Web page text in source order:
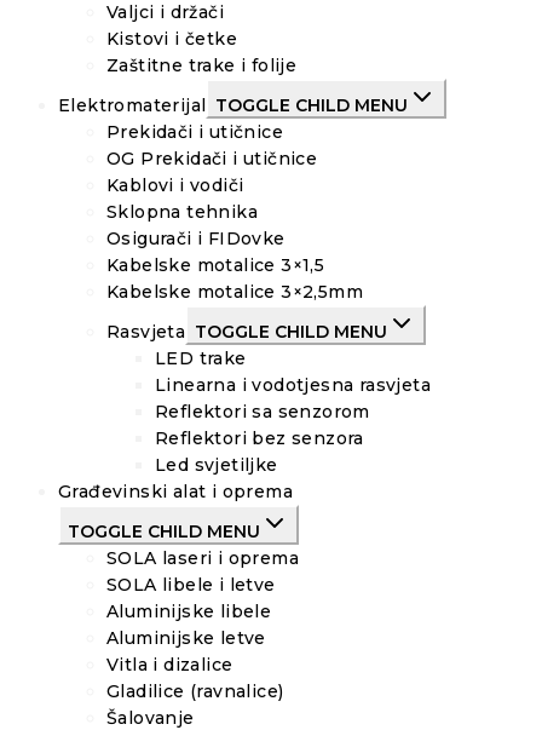
Valjci i držači
Kistovi i četke
Zaštitne trake i folije
Elektromaterijal
TOGGLE CHILD MENU
Prekidači i utičnice
OG Prekidači i utičnice
Kablovi i vodiči
Sklopna tehnika
Osigurači i FIDovke
Kabelske motalice 3×1,5
Kabelske motalice 3×2,5mm
Rasvjeta TOGGLE CHILD MENU
LED trake
Linearna i vodotjesna rasvjeta
Reflektori sa senzorom
Reflektori bez senzora
Led svjetiljke
Građevinski alat i oprema
TOGGLE CHILD MENU
SOLA laseri i oprema
SOLA libele i letve
Aluminijske libele
Aluminijske letve
Vitla i dizalice
Gladilice (ravnalice)
Šalovanje